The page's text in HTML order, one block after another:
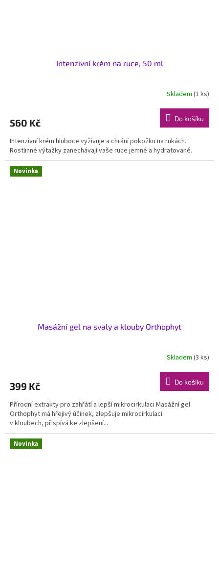
Intenzivní krém na ruce, 50 ml
Skladem (1 ks)
560 Kč Do košíku
Intenzivní krém hluboce vyživuje a chrání pokožku na rukách.
Rostlinné výtažky zanechávají vaše ruce jemné a hydratované.
Novinka
Masážní gel na svaly a klouby Orthophyt
Skladem (3 ks)
399 Kč Do košíku
Přírodní extrakty pro zahřátí a lepší mikrocirkulaci Masážní gel
Orthophyt má hřejivý účinek, zlepšuje mikrocirkulaci
v kloubech, přispívá ke zlepšení...
Novinka